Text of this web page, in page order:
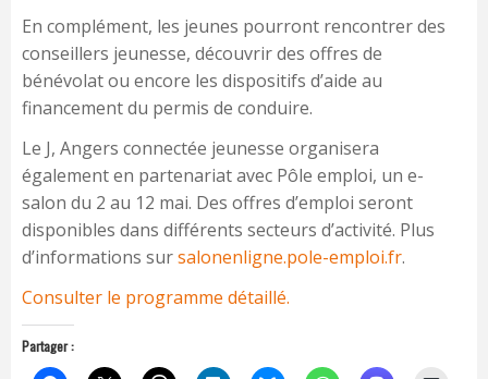
En complément, les jeunes pourront rencontrer des
conseillers jeunesse, découvrir des offres de
bénévolat ou encore les dispositifs d’aide au
financement du permis de conduire.
Le J, Angers connectée jeunesse organisera
également en partenariat avec Pôle emploi, un e-
salon du 2 au 12 mai. Des offres d’emploi seront
disponibles dans différents secteurs d’activité. Plus
d’informations sursalonenligne.pole-emploi.fr.
Consulter le programme détaillé.
Partager :